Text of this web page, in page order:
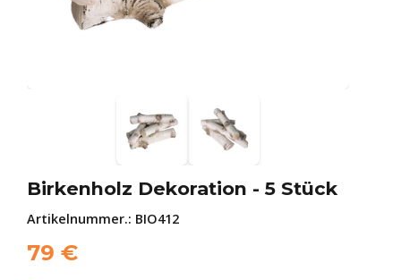
Birkenholz Dekoration - 5 Stück
Artikelnummer.: BIO412
79 €